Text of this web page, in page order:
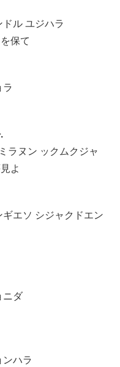
ル ユジハラ
保て
ラ
ラヌン ックムクジャ
よ
エソ シジャクドエン
ニダ
ハラ